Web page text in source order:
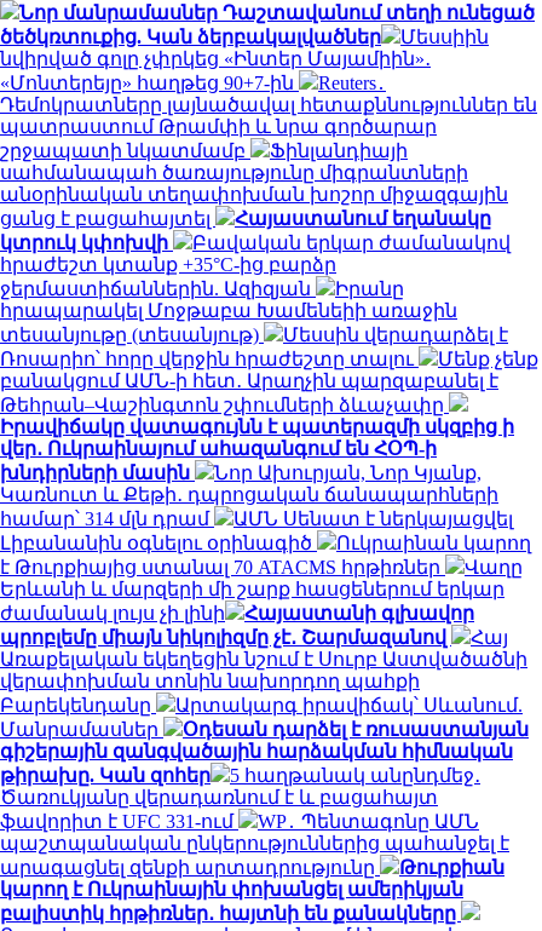
Նոր մանրամասներ Դաշտավանում տեղի ունեցած
ծեծկռտուքից. Կան ձերբակալվածներ
Մեսսիին
նվիրված գոլը չփրկեց «Ինտեր Մայամիին»․
«Մոնտերեյը» հաղթեց 90+7-ին
Reuters․
Դեմոկրատները լայնածավալ հետաքննություններ են
պատրաստում Թրամփի և նրա գործարար
շրջապատի նկատմամբ
Ֆինլանդիայի
սահմանապահ ծառայությունը միգրանտների
անօրինական տեղափոխման խոշոր միջազգային
ցանց է բացահայտել
Հայաստանում եղանակը
կտրուկ կփոխվի
Բավական երկար ժամանակով
հրաժեշտ կտանք +35°C-ից բարձր
ջերմաստիճաններին. Ազիզյան
Իրանը
հրապարակել Մոջթաբա Խամենեիի առաջին
տեսանյութը (տեսանյութ)
Մեսսին վերադարձել է
Ռոսարիո՝ հորը վերջին հրաժեշտը տալու
Մենք չենք
բանակցում ԱՄՆ-ի հետ․ Արաղչին պարզաբանել է
Թեհրան–Վաշինգտոն շփումների ձևաչափը
Իրավիճակը վատագույնն է պատերազմի սկզբից ի
վեր․ Ուկրաինայում ահազանգում են ՀՕՊ-ի
խնդիրների մասին
Նոր Ախուրյան, Նոր Կյանք,
Կառնուտ և Քեթի․ դպրոցական ճանապարհների
համար՝ 314 մլն դրամ
ԱՄՆ Սենատ է ներկայացվել
Լիբանանին օգնելու օրինագիծ
Ուկրաինան կարող
է Թուրքիայից ստանալ 70 ATACMS հրթիռներ
Վաղը
Երևանի և մարզերի մի շարք հասցեներում երկար
ժամանակ լույս չի լինի
Հայաստանի գլխավոր
պրոբլեմը միայն նիկոլիզմը չէ․ Շարմազանով
Հայ
Առաքելական եկեղեցին նշում է Սուրբ Աստվածածնի
վերափոխման տոնին նախորդող պահքի
Բարեկենդանը
Արտակարգ իրավիճակ՝ Սևանում.
Մանրամասներ
Օդեսան դարձել է ռուսաստանյան
գիշերային զանգվածային հարձակման հիմնական
թիրախը. Կան զոհեր
5 հաղթանակ անընդմեջ․
Ծառուկյանը վերադառնում է և բացահայտ
ֆավորիտ է UFC 331-ում
WP․ Պենտագոնը ԱՄՆ
պաշտպանական ընկերություններից պահանջել է
արագացնել զենքի արտադրությունը
Թուրքիան
կարող է Ուկրաինային փոխանցել ամերիկյան
բալիստիկ հրթիռներ․ հայտնի են քանակները